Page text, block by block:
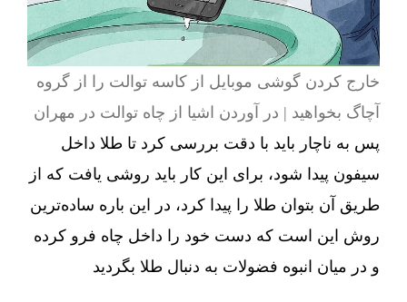
خارج کردن گوشی موبایل از کاسه توالت را از گروه
آچاگ بخواهید | در آوردن اشیا از چاه توالت در مهران
پس به ناچار باید با دقت بررسی کرد تا طلا داخل
سیفون پیدا شود، برای این کار باید روشی یافت که از
طریق آن بتوان طلا را پیدا کرد، در این باره ساده‌ترین
روش این است که دست خود را داخل چاه فرو کرده
و در میان انبوه فضولات به دنبال طلا بگردید